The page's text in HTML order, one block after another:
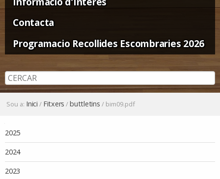
Contacta
Programacio Recollides Escombraries 2026
Sou a: Inici / Fitxers /buttletins / bim09.pdf
2025
2024
2023